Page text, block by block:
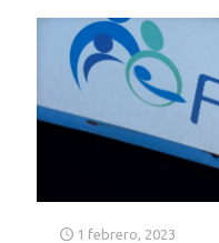
1 febrero, 2023